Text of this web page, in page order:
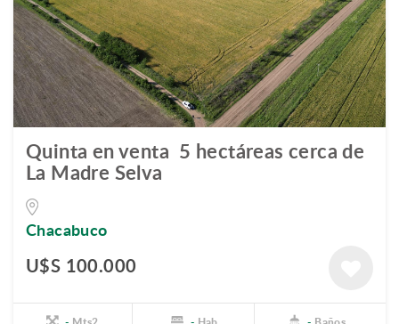
Quinta en venta  5 hectáreas cerca de
La Madre Selva
Chacabuco
U$S 100.000